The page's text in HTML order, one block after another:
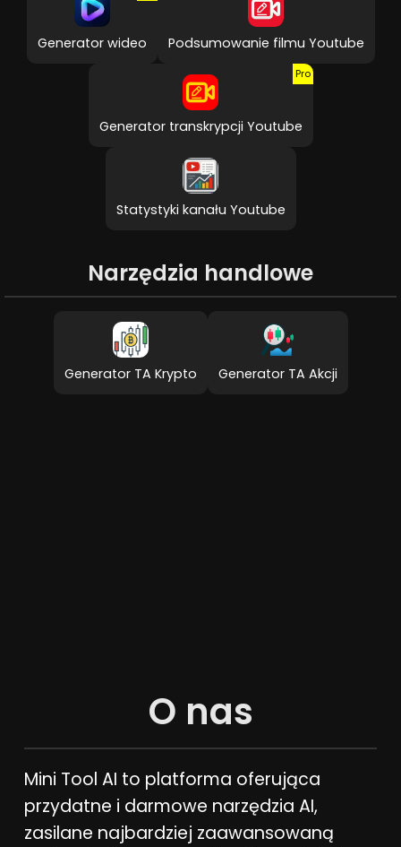
Generator wideo Podsumowanie filmu Youtube
Generator transkrypcji Youtube
Pro
Statystyki kanału Youtube
Narzędzia handlowe
Generator TA Krypto Generator TA Akcji
O nas
Mini Tool AI to platforma oferująca
przydatne i darmowe narzędzia AI,
zasilane najbardziej zaawansowaną